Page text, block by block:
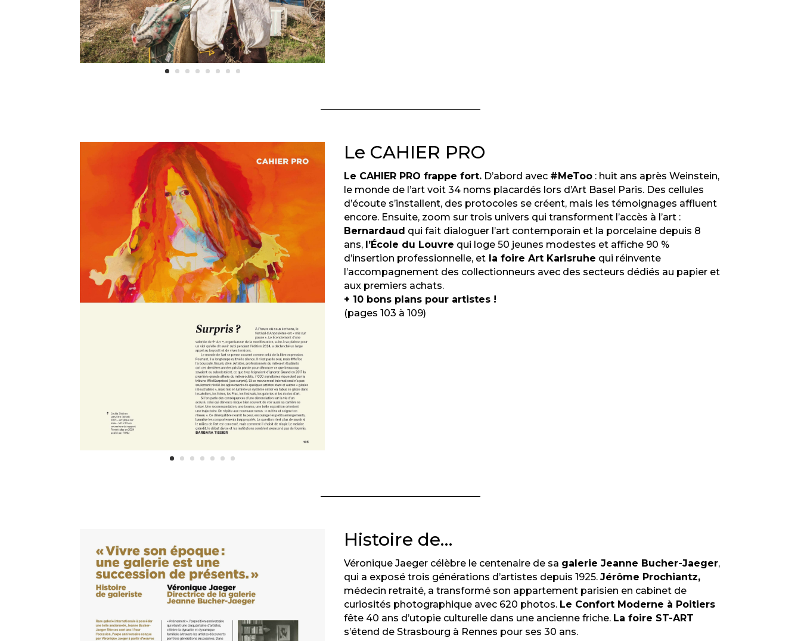
Le CAHIER PRO
Le CAHIER PRO frappe fort. D’abord avec #MeToo : huit ans après Weinstein,
le monde de l’art voit 34 noms placardés lors d’Art Basel Paris. Des cellules
d’écoute s’installent, des protocoles se créent, mais les témoignages affluent
encore. Ensuite, zoom sur trois univers qui transforment l’accès à l’art :
Bernardaud qui fait dialoguer l’art contemporain et la porcelaine depuis 8
ans, l’École du Louvre qui loge 50 jeunes modestes et affiche 90 %
d’insertion professionnelle, et la foire Art Karlsruhe qui réinvente
l’accompagnement des collectionneurs avec des secteurs dédiés au papier et
aux premiers achats.
+ 10 bons plans pour artistes !
(pages 103 à 109)
Histoire de…
Véronique Jaeger célèbre le centenaire de sa galerie Jeanne Bucher-Jaeger,
qui a exposé trois générations d’artistes depuis 1925.Jérôme Prochiantz,
médecin retraité, a transformé son appartement parisien en cabinet de
curiosités photographique avec 620 photos. Le Confort Moderne à Poitiers
fête 40 ans d’utopie culturelle dans une ancienne friche. La foire ST-ART
s’étend de Strasbourg à Rennes pour ses 30 ans.